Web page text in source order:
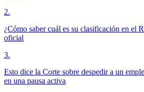
2.
¿Cómo saber cuál es su clasificación en el
oficial
3.
Esto dice la Corte sobre despedir a un
en una pausa activa